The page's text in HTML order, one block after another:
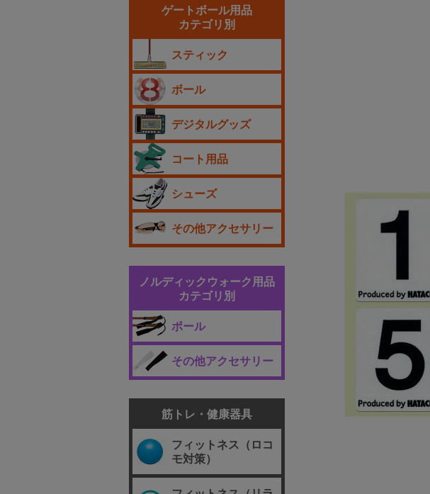
ゲートボール用品
カテゴリ別
スティック
ボール
デジタルグッズ
コート用品
シューズ
その他アクセサリー
ノルディックウォーク用品
カテゴリ別
ポール
その他アクセサリー
筋トレ・健康器具
フィットネス（ロコ
モ対策）